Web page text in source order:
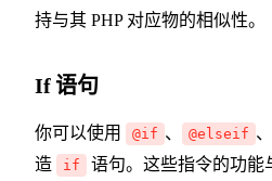
持与其 PHP 对应物的相似性。
If 语句
你可以使用 @if 、 @elseif 、
造
if 语句。这些指令的功能